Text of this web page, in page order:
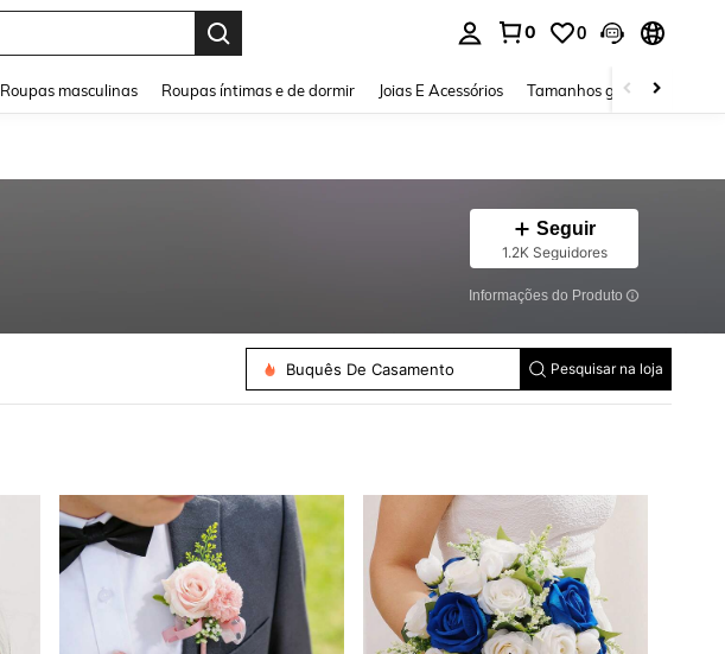
0 0
Roupas masculinas Roupas íntimas e de dormir Joias E Acessórios Tamanhos grandes
Seguir
1.2K Seguidores
Informações do Produto
Grampos Para Cabelo
Artigos Para Festas De Casamento
Buquês De Casamento
Pesquisar na loja